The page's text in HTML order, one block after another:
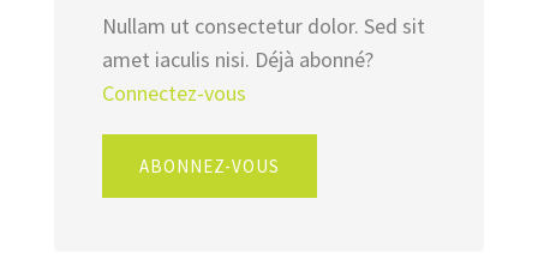
Nullam ut consectetur dolor. Sed sit
amet iaculis nisi. Déjà abonné?
Connectez-vous
ABONNEZ-VOUS